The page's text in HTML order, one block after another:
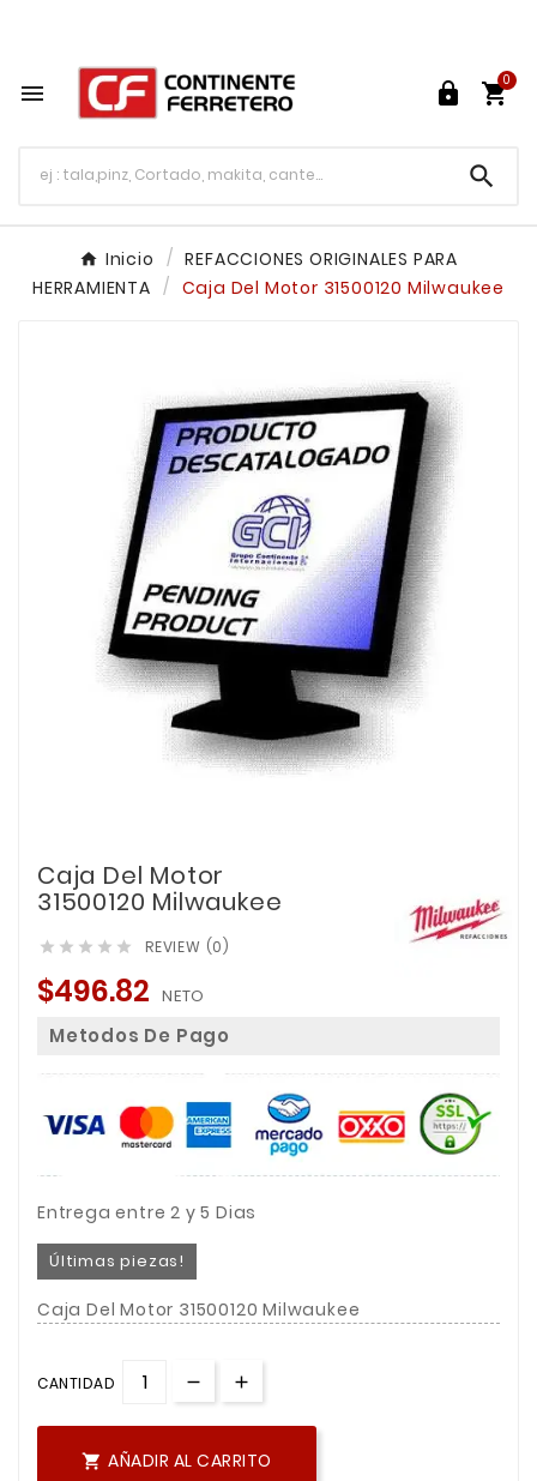
  
0

Inicio
REFACCIONES ORIGINALES PARA
HERRAMIENTA
Caja Del Motor 31500120 Milwaukee
Caja Del Motor
31500120 Milwaukee
     REVIEW (0)
$496.82 NETO
Metodos De Pago
Entrega entre 2 y 5 Dias
Últimas piezas!
Caja Del Motor 31500120 Milwaukee
CANTIDAD
 AÑADIR AL CARRITO